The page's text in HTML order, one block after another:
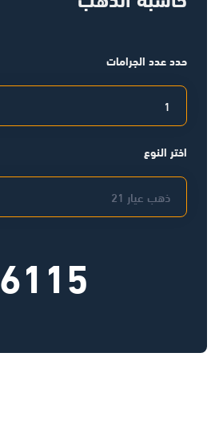
حدد عدد الجرامات
اختر النوع
6115